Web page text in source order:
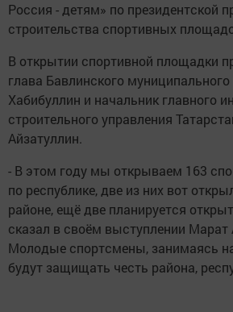
Россия - детям» по президентской
строительства спортивных
В открытии спортивной площадки
глава Бавлинского
Хабибуллин и начальник главного
строительного управления
Айзатуллин.
- В этом году мы открываем 163
по республике, две из них вот
районе, ещё две планируется
сказал в своём выступлении Марат
Молодые спортсмены, занимаясь
будут защищать честь района,